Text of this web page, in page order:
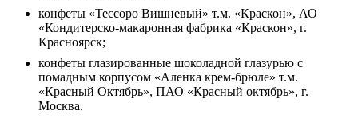
конфеты «Тессоро Вишневый» т.м. «Краскон», АО
«Кондитерско-макаронная фабрика «Краскон», г.
Красноярск;
конфеты глазированные шоколадной глазурью с
помадным корпусом «Аленка крем-брюле» т.м.
«Красный Октябрь», ПАО «Красный октябрь», г.
Москва.